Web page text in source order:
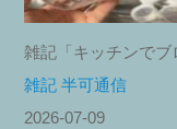
雑記「キッチンでブ
雑記 半可通信
2026-07-09